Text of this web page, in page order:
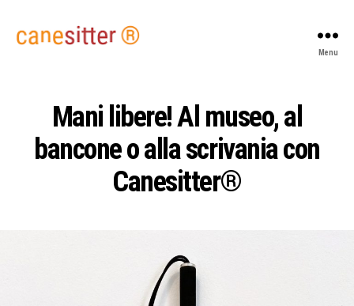
holder
Menu
Mani libere! Al museo, al
bancone o alla scrivania con
Canesitter®